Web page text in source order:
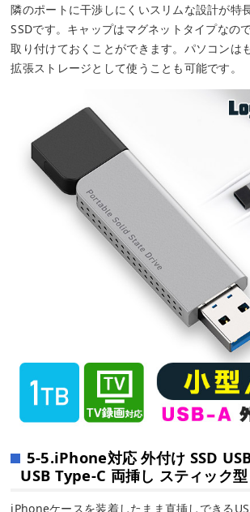
隣のポートに干渉しにくいスリムな設計が特
SSDです。キャップはマグネットタイプなの
取り付けておくことができます。パソコンは
拡張ストレージとして使うことも可能です。
5-5.iPhone対応 外付け SSD
USB Type-C 両挿し スティック型
iPhoneケースを装着したまま直挿しできる